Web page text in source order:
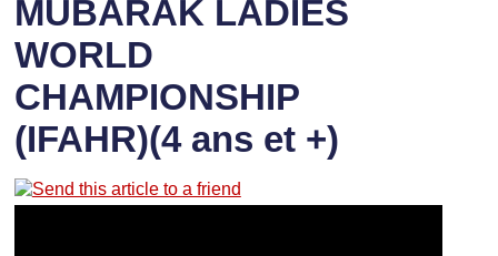
MUBARAK LADIES
WORLD
CHAMPIONSHIP
(IFAHR)(4 ans et +)